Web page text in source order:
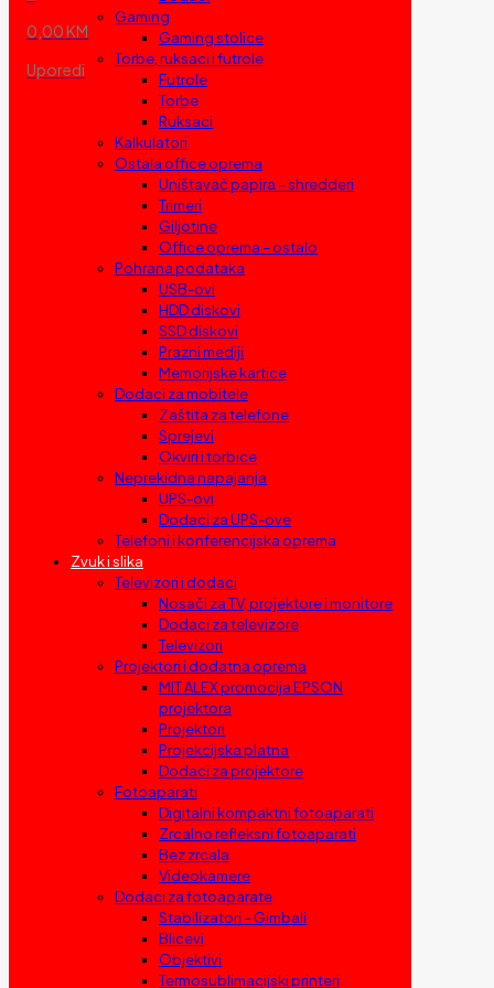
0,00 KM
Uporedi
Gaming
Gaming stolice
Torbe, ruksaci i futrole
Futrole
Torbe
Ruksaci
Kalkulatori
Ostala office oprema
Uništavač papira – shredderi
Trimeri
Giljotine
Office oprema – ostalo
Pohrana podataka
USB-ovi
HDD diskovi
SSD diskovi
Prazni mediji
Memorijske kartice
Dodaci za mobitele
Zaštita za telefone
Sprejevi
Okviri i torbice
Neprekidna napajanja
UPS-ovi
Dodaci za UPS-ove
Telefoni i konferencijska oprema
Zvuk i slika
Televizori i dodaci
Nosači za TV, projektore i monitore
Dodaci za televizore
Televizori
Projektori i dodatna oprema
MIT ALEX promocija EPSON
projektora
Projektori
Projekcijska platna
Dodaci za projektore
Fotoaparati
Digitalni kompaktni fotoaparati
Zrcalno refleksni fotoaparati
Bez zrcala
Videokamere
Dodaci za fotoaparate
Stabilizatori – Gimbali
Blicevi
Objektivi
Termosublimacijski printeri